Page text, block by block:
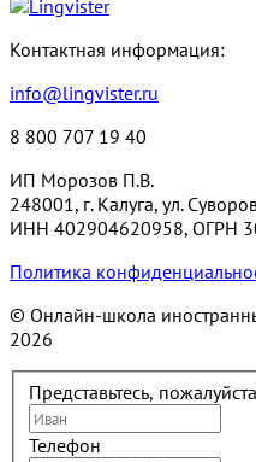
Контактная информация:
info@lingvister.ru
8 800 707 19 40
ИП Морозов П.В.
248001, г. Калуга, ул.
ИНН 402904620958, ОГРН
Политика
© Онлайн-школа
2026
Представьтесь, пожалуйста
Телефон